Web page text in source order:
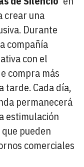
crear una
Durante
compañía
con el
compra más
tarde. Cada día,
permanecerá
estimulación
pueden
comerciales